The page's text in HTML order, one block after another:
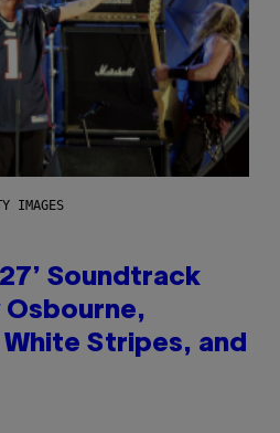
IMAGES
Soundtrack
Osbourne,
Stripes, and